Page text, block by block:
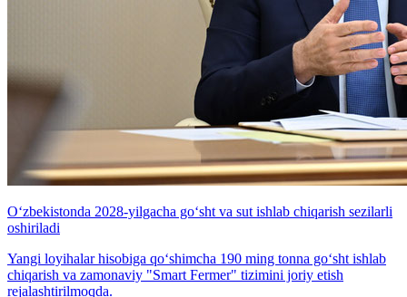
O‘zbekistonda 2028-yilgacha go‘sht va sut ishlab chiqarish sezilarli
oshiriladi
Yangi loyihalar hisobiga qo‘shimcha 190 ming tonna go‘sht ishlab
chiqarish va zamonaviy "Smart Fermer" tizimini joriy etish
rejalashtirilmoqda.